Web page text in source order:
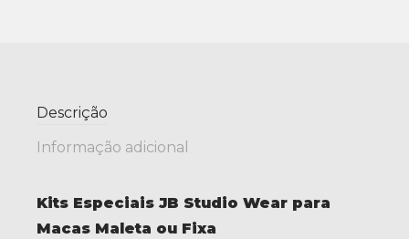
Descrição
Informação adicional
Kits Especiais JB Studio Wear para
Macas Maleta ou Fixa